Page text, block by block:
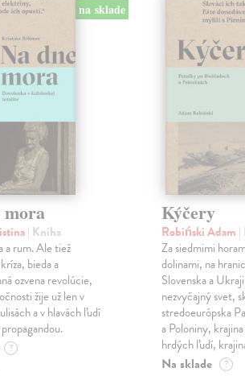
na sklade
mora
| Kniha
a rum. Ale tiež
bieda a
ozvena revolúcie,
žije už len v
a v hlavách ľudí
?
Kýčery
Robiński Adam |
Za siedmimi
dolinami, na
Slovenska a
nezvyčajný svet,
stredoeurópska
a Poloniny,
hrdých ľudí,
Na sklade ?